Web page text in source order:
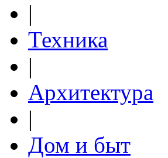
|
Техника
|
Архитектура
|
Дом и быт